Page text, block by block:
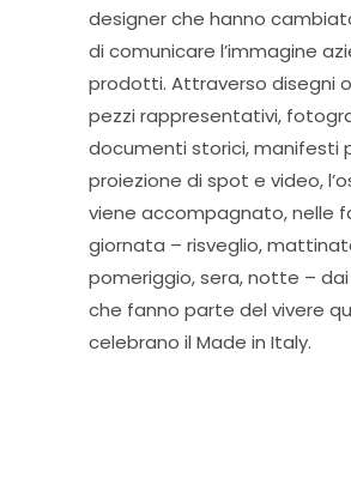
designer che hanno
di comunicare l’immagine
prodotti. Attraverso disegni
pezzi rappresentativi,
documenti storici, manifesti
proiezione di spot e video,
viene accompagnato, nelle
giornata – risveglio,
pomeriggio, sera, notte –
che fanno parte del vivere
celebrano il Made in Italy.